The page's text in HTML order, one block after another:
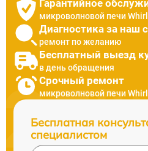
Гарантийное
микроволновой печи
Диагностика за наш
ремонт по желанию
Бесплатный выезд
в день обращения
Срочный ремонт
микроволновой печи
Бесплатная
специалистом